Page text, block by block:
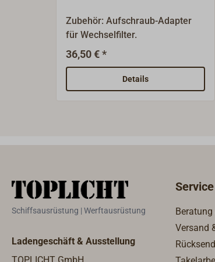
Zubehör: Aufschraub-Adapter
für Wechselfilter.
36,50 € *
Details
Schiffsausrüstung | Werftausrüstung
Ladengeschäft & Ausstellung
TOPLICHT GmbH
Service
Versand